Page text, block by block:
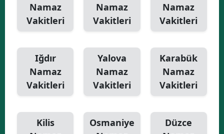
Namaz
Vakitleri
Namaz
Vakitleri
Namaz
Vakitleri
Iğdır
Namaz
Vakitleri
Yalova
Namaz
Vakitleri
Karabük
Namaz
Vakitleri
Kilis
Osmaniye
Düzce